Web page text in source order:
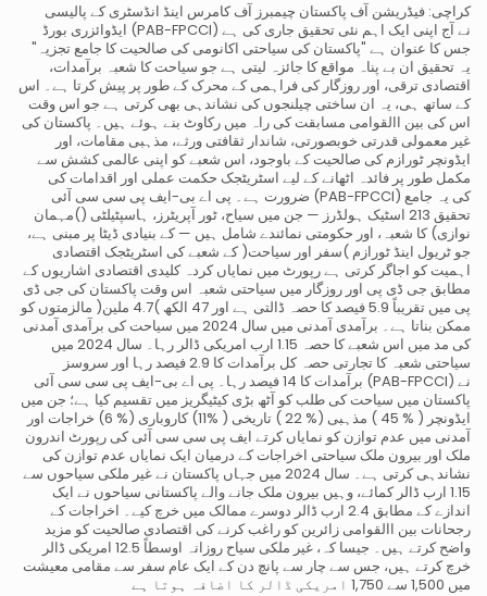
کراچی: فیڈریشن آف پاکستان چیمبرز آف کامرس اینڈ انڈسٹری کے پالیسی
ایڈوائزری بورڈ (PAB-FPCCI) نے آج اپنی ایک اہم نئی تحقیق جاری کی ہے
جس کا عنوان ہے "پاکستان کی سیاحتی اکانومی کی صالحیت کا جامع تجزیہ"
یہ تحقیق ان بے پناہ مواقع کا جائزہ لیتی ہے جو سیاحت کا شعبہ برآمدات،
اقتصادی ترقی، اور روزگار کی فراہمی کے محرک کے طور پر پیش کرتا ہے۔ اس
کے ساتھ ہی، یہ ان ساختی چیلنجوں کی نشاندہی بھی کرتی ہے جو اس وقت
اس کی بین االقوامی مسابقت کی راہ میں رکاوٹ بنے ہوئے ہیں۔ پاکستان کی
غیر معمولی قدرتی خوبصورتی، شاندار ثقافتی ورثے، مذہبی مقامات، اور
ایڈونچر ٹورازم کی صالحیت کے باوجود، اس شعبے کو اپنی عالمی کشش سے
مکمل طور پر فائدہ اٹھانے کے لیے اسٹریٹجک حکمت عملی اور اقدامات کی
ضرورت ہے۔ پی اے بی-ایف پی سی سی آئی (PAB-FPCCI) کی یہ جامع
تحقیق 213 اسٹیک ہولڈرز — جن میں سیاح، ٹور آپریٹرز، ہاسپٹیلٹی ()مہمان
نوازی) کا شعبہ، اور حکومتی نمائندے شامل ہیں — کے بنیادی ڈیٹا پر مبنی ہے،
جو ٹریول اینڈ ٹورازم )سفر اور سیاحت( کے شعبے کی اسٹریٹجک اقتصادی
اہمیت کو اجاگر کرتی ہے رپورٹ میں نمایاں کردہ کلیدی اقتصادی اشاریوں کے
مطابق جی ڈی پی اور روزگار میں سیاحتی شعبہ اس وقت پاکستان کی جی ڈی
پی میں تقریباً 5.9 فیصد کا حصہ ڈالتی ہے اور 47 الکھ )4.7 ملین( مالزمتوں کو
ممکن بناتا ہے۔ برآمدی آمدنی میں سال 2024 میں سیاحت کی برآمدی آمدنی
کی مد میں اس شعبے کا حصہ 1.15 ارب امریکی ڈالر رہا۔ سال 2024 میں
سیاحتی شعبہ کا تجارتی حصہ کل برآمدات کا 2.9 فیصد رہا اور سروسز
برآمدات کا 14 فیصد رہا۔ پی اے بی-ایف پی سی سی آئی (PAB-FPCCI) نے
پاکستان میں سیاحت کی طلب کو آٹھ بڑی کیٹیگریز میں تقسیم کیا ہے؛ جن میں
ایڈونچر ( % 45 ) مذہبی (% 22 ) تاریخی ( %11) کاروباری (% 6) خراجات اور
آمدنی میں عدم توازن کو نمایاں کرتے ایف پی سی سی آئی کی رپورٹ اندرون
ملک اور بیرون ملک سیاحتی اخراجات کے درمیان ایک نمایاں عدم توازن کی
نشاندہی کرتی ہے۔ سال 2024 میں جہاں پاکستان نے غیر ملکی سیاحوں سے
1.15 ارب ڈالر کمائے، وہیں بیرون ملک جانے والے پاکستانی سیاحوں نے ایک
اندازے کے مطابق 2.4 ارب ڈالر دوسرے ممالک میں خرچ کیے۔ اخراجات کے
رجحانات بین االقوامی زائرین کو راغب کرنے کی اقتصادی صالحیت کو مزید
واضح کرتے ہیں۔ جیسا کہ، غیر ملکی سیاح روزانہ اوسطاً 12.5 امریکی ڈالر
خرچ کرتے ہیں، جس سے چار سے پانچ دن کے ایک عام سفر سے مقامی معیشت
میں 1,500 سے 1,750 امریکی ڈالر کا اضافہ ہوتا ہے